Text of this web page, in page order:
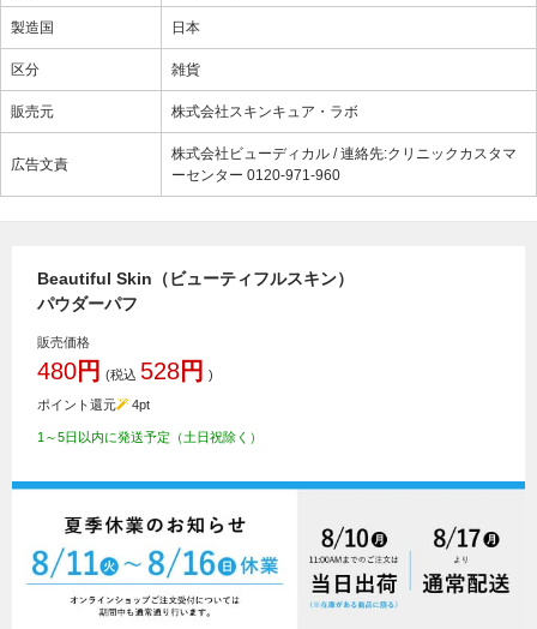
製造国 日本
区分 雑貨
販売元 株式会社スキンキュア・ラボ
広告文責
株式会社ビューディカル / 連絡先:クリニックカスタマ
ーセンター 0120-971-960
Beautiful Skin（ビューティフルスキン）
パウダーパフ
販売価格
480円 (税込 528円 )
ポイント還元 4pt
1～5日以内に発送予定（土日祝除く）